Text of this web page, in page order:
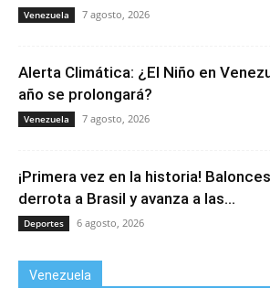
Venezuela 7 agosto, 2026
Alerta Climática: ¿El Niño en
año se prolongará?
Venezuela 7 agosto, 2026
¡Primera vez en la historia!
derrota a Brasil y avanza a las...
Deportes 6 agosto, 2026
Venezuela